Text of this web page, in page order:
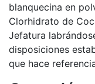
blanquecina en
Clorhidrato de
Jefatura
disposiciones
que hace